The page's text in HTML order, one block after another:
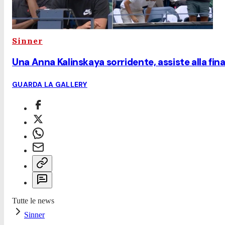
Sinner
Una Anna Kalinskaya sorridente, assiste alla
GUARDA LA GALLERY
Tutte le news
Sinner